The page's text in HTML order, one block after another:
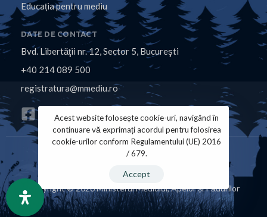
Educația pentru mediu
DATE DE CONTACT
Bvd. Libertăţii nr. 12, Sector 5, Bucureşti
+40 214 089 500
registratura@mmediu.ro
Copyright © 2026 Ministerul Mediului, Apelor și Pădurilor
Acest website folosește cookie-uri, navigând în
continuare vă exprimați acordul pentru folosirea
cookie-urilor conform Regulamentului (UE) 2016
/ 679.
Accept